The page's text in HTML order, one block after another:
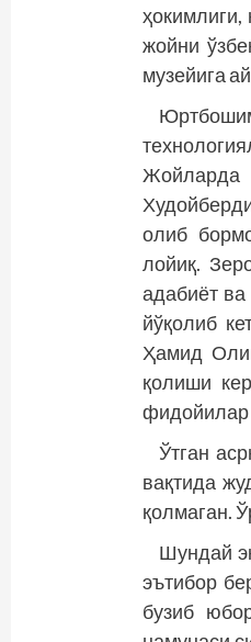
ҳокимлиги,
жойни
музейига
олиб
лойиқ.
адабиёт ва
йўқолиб
Ҳамид
қолиши
фидойилар
Ўтган
вақтида
қолмаган.
Шундай
эътибор
бузиб